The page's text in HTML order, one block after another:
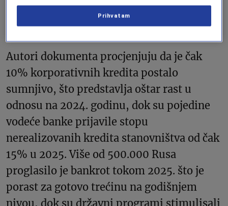
loših kredita
Autori dokumenta procjenjuju da je čak
10% korporativnih kredita postalo
sumnjivo, što predstavlja oštar rast u
odnosu na 2024. godinu, dok su pojedine
vodeće banke prijavile stopu
nerealizovanih kredita stanovništva od čak
15% u 2025. Više od 500.000 Rusa
proglasilo je bankrot tokom 2025. što je
porast za gotovo trećinu na godišnjem
nivou, dok su državni programi stimulisali
Prihvatam